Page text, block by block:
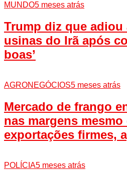
MUNDO5 meses atrás
Trump diz que adiou
usinas do Irã após
boas’
AGRONEGÓCIOS5 meses atrás
Mercado de frango
nas margens mesmo
exportações firmes,
POLÍCIA5 meses atrás